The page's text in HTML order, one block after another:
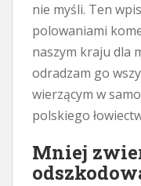
nie myśli. Ten
polowaniami
naszym kraju dla
odradzam go
wierzącym w
polskiego
Mniej